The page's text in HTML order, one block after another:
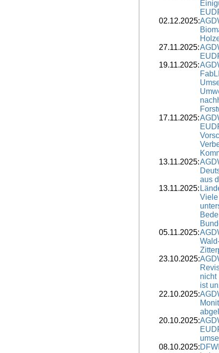
02.12.2025:
27.11.2025:
19.11.2025:
17.11.2025:
13.11.2025:
aus
13.11.2025:
05.11.2025:
23.10.2025:
nicht
ist
22.10.2025:
20.10.2025:
08.10.2025: